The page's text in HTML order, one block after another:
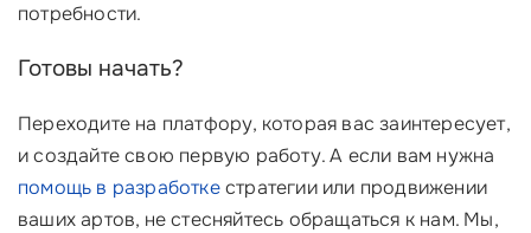
потребности.
Готовы начать?
Переходите на платфору, которая вас заинтересует,
и создайте свою первую работу. А если вам нужна
помощь в разработкестратегии или продвижении
ваших артов, не стесняйтесь обращаться к нам. Мы,